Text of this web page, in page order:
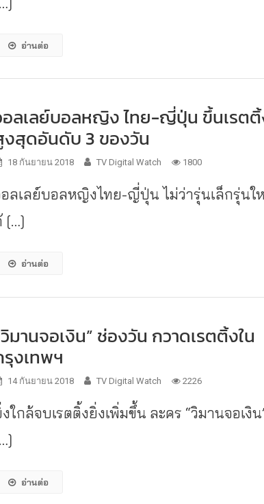
อ่านต่อ
ลเลย์บอลหญิง ไทย-ญี่ปุ่น ขึ้นเรต
สุดอันดับ 3 ของวัน
18 กันยายน 2018 TV Digital Watch 1800
ลเลย์บอลหญิงไทย-ญี่ปุ่น ไม่ว่ารุ่นเล็กรุ่นใ
[…]
อ่านต่อ
มานจอเงิน” ช่องวัน กวาดเรตติ้งใน
งเทพฯ
14 กันยายน 2018 TV Digital Watch 2226
ใกล้จบเรตติ้งยิ่งเพิ่มขึ้น ละคร “วิมานจอเงิน
อ่านต่อ